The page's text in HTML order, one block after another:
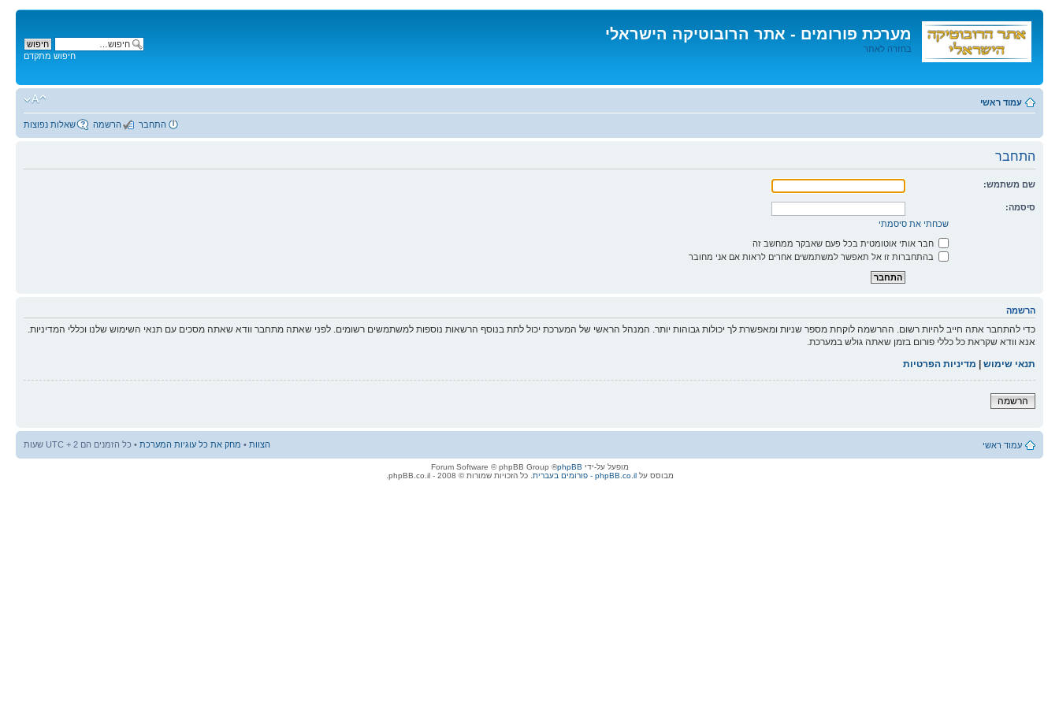
מערכת פורומים - אתר הרובוטיקה הישראלי
בחזרה לאתר
לתוכן
חיפוש מתקדם
עמוד ראשי
שאלות נפוצות הרשמה התחבר
התחבר
שם משתמש:
סיסמה:
שכחתי את סיסמתי
חבר אותי אוטומטית בכל פעם שאבקר ממחשב זה
בהתחברות זו אל תאפשר למשתמשים אחרים לראות אם אני מחובר
הרשמה
כדי להתחבר אתה חייב להיות רשום. ההרשמה לוקחת מספר שניות ומאפשרת לך יכולות גבוהות יותר. המנהל הראשי של המערכת יכול לתת בנוסף הרשאות נוספות למשתמשים רשומים. לפני שאתה מתחבר וודא שאתה מסכים עם תנאי השימוש שלנו וכללי המדיניות.
אנא וודא שקראת כל כללי פורום בזמן שאתה גולש במערכת.
תנאי שימוש | מדיניות הפרטיות
הרשמה
עמוד ראשי הצוות • מחק את כל עוגיות המערכת • כל הזמנים הם UTC + 2 שעות
מופעל על-ידי phpBB
® Forum Software © phpBB Group
מבוסס עלphpBB.co.il - פורומים בעברית . כל הזכויות שמורות © 2008 - phpBB.co.il.